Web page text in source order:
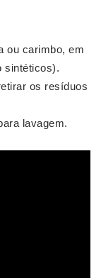
ou carimbo, em
sintéticos).
os resíduos
lavagem.